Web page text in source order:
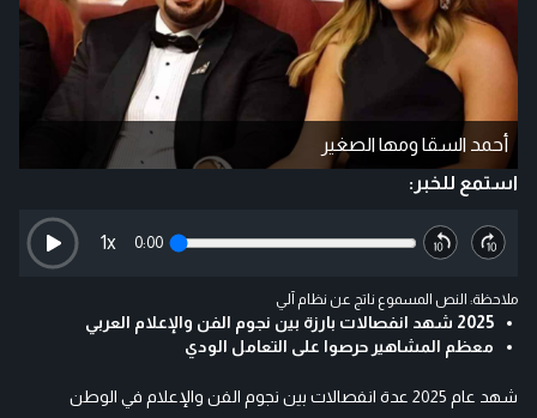
أحمد السقا ومها الصغير
استمع للخبر:
0:00
1x
ملاحظة: النص المسموع ناتج عن نظام آلي
2025 شهد انفصالات بارزة بين نجوم الفن والإعلام العربي
معظم المشاهير حرصوا على التعامل الودي
شهد عام 2025 عدة انفصالات بين نجوم الفن والإعلام في الوطن